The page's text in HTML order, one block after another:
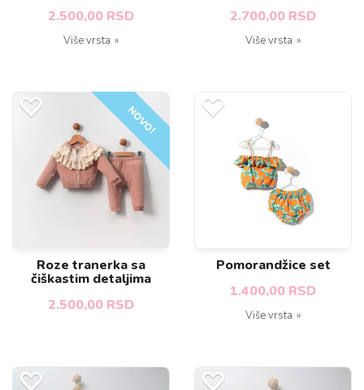
2.500,00 RSD
Više vrsta
2.700,00 RSD
Više vrsta
NOVO!
Roze tranerka sa
čiškastim detaljima
2.500,00 RSD
Pomorandžice set
1.400,00 RSD
Više vrsta